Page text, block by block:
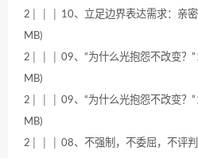
2│ │ │ 10、立足边界表达需求：亲
MB)
2│ │ │ 09、“为什么光抱怨不改变？
MB)
2│ │ │ 09、“为什么光抱怨不改变？
MB)
2│ │ │ 08、不强制，不委屈，不评